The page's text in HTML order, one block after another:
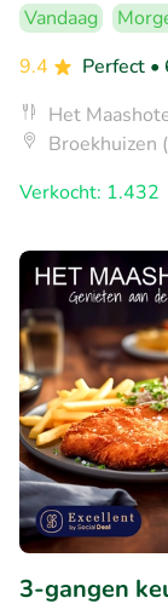
Vandaag
9.4
Perfect •
Het
Broekhuizen
Verkocht: 1.432
3-gangen